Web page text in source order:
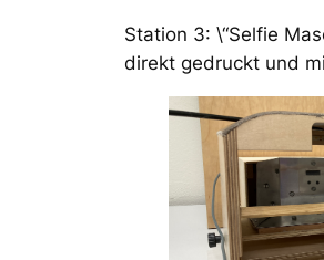
Station 3: \“Selfie
direkt gedruckt und